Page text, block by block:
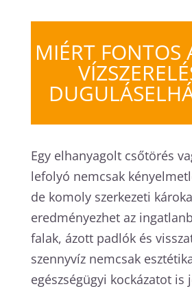
MIÉRT FONTOS
Egy elhanyagolt csőtörés
lefolyó nemcsak
de komoly szerkezeti
eredményezhet az
falak, ázott padlók és
szennyvíz nemcsak
egészségügyi kockázatot is